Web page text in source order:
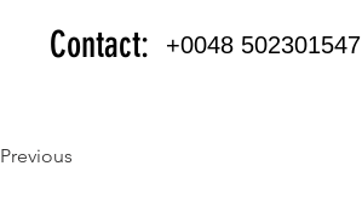
Contact:
Previous
+0048 502301547